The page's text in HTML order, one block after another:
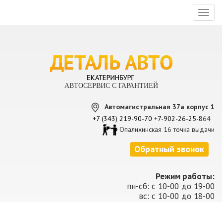
АВТОСЕРВИС С ГАРАНТИЕЙ
Автомагистральная 37а корпус 1
+7 (343) 219-90-70 +7-902-26-25-864
Опалихинская 16 точка выдачи
Обратный звонок
Режим работы:
пн-сб: с 10-00 до 19-00
вс: с 10-00 до 18-00